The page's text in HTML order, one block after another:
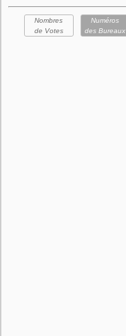
Nombres
de Votes
Numéros
des Bureaux